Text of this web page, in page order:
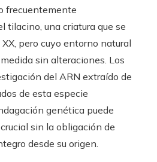
frecuentemente
tilacino, una criatura que se
pero cuyo entorno natural
sin alteraciones. Los
del ARN extraído de
de esta especie
genética puede
sin la obligación de
desde su origen.